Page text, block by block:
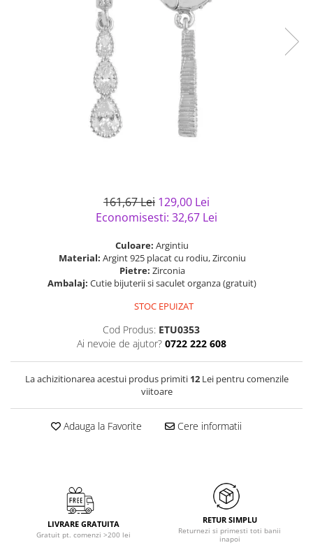
Bijuterii argint placat cu aur
Bijuterii argint cu diverse
Bijuterii argint cu murano
Bijuterii gotice si rock
Bijuterii Handmade
Casete si cutii de bijuterii
Bijuterii tungsten
161,67 Lei 129,00 Lei
Economisesti: 32,67 Lei
Culoare: Argintiu
Material: Argint 925 placat cu rodiu, Zirconiu
Pietre: Zirconia
Ambalaj: Cutie bijuterii si saculet organza (gratuit)
STOC EPUIZAT
Cod Produs: ETU0353
Ai nevoie de ajutor? 0722 222 608
La achizitionarea acestui produs primiti 12Lei pentru comenzile
viitoare
Adauga la Favorite Cere informatii
LIVRARE GRATUITA
Gratuit pt. comenzi >200 lei
RETUR SIMPLU
Returnezi si primesti toti banii
inapoi